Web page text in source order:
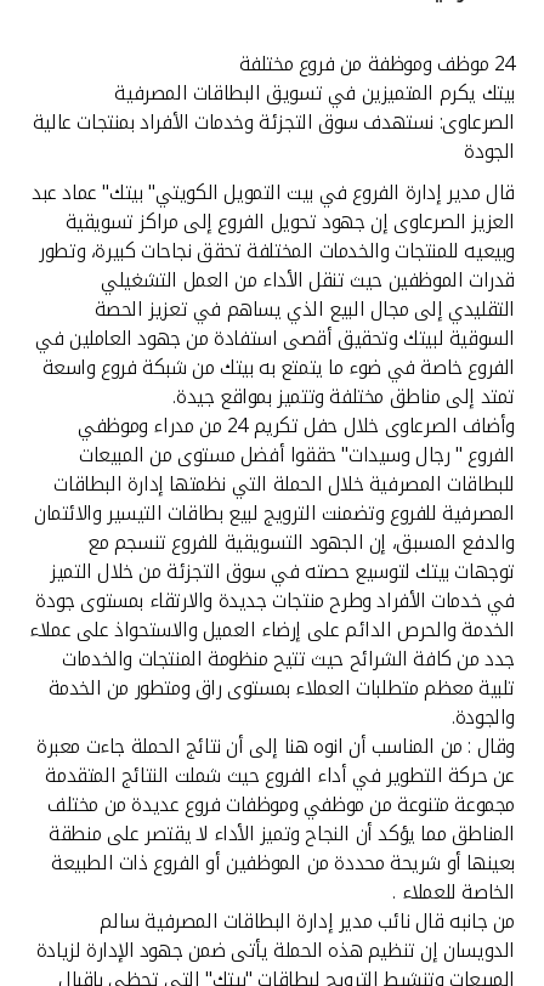
أدوات وخدمات
خدمات ما بعد البيع
اتصل بنا
مواقع الفروع وأجهزة الصرف الآلي
ألمانيا
ماليزيا
تركيا
مصر
المملكة المتحدة
مملكة البحرين
24 موظف وموظفة من فروع مختلفة
بيتك يكرم المتميزين في تسويق البطاقات المصرفية
الصرعاوى: نستهدف سوق التجزئة وخدمات الأفراد بمنتجات عالية
الجودة
قال مدير إدارة الفروع في بيت التمويل الكويتي" بيتك" عماد عبد
العزيز الصرعاوى إن جهود تحويل الفروع إلى مراكز تسويقية
وبيعيه للمنتجات والخدمات المختلفة تحقق نجاحات كبيرة، وتطور
قدرات الموظفين حيث تنقل الأداء من العمل التشغيلي
التقليدي إلى مجال البيع الذي يساهم في تعزيز الحصة
السوقية لبيتك وتحقيق أقصى استفادة من جهود العاملين في
الفروع خاصة في ضوء ما يتمتع به بيتك من شبكة فروع واسعة
تمتد إلى مناطق مختلفة وتتميز بمواقع جيدة.
وأضاف الصرعاوى خلال حفل تكريم 24 من مدراء وموظفي
الفروع " رجال وسيدات" حققوا أفضل مستوى من المبيعات
للبطاقات المصرفية خلال الحملة التي نظمتها إدارة البطاقات
المصرفية للفروع وتضمنت الترويج لبيع بطاقات التيسير والائتمان
والدفع المسبق، إن الجهود التسويقية للفروع تنسجم مع
توجهات بيتك لتوسيع حصته في سوق التجزئة من خلال التميز
في خدمات الأفراد وطرح منتجات جديدة والارتقاء بمستوى جودة
الخدمة والحرص الدائم على إرضاء العميل والاستحواذ على عملاء
جدد من كافة الشرائح حيث تتيح منظومة المنتجات والخدمات
تلبية معظم متطلبات العملاء بمستوى راق ومتطور من الخدمة
والجودة.
وقال : من المناسب أن انوه هنا إلى أن نتائج الحملة جاءت معبرة
عن حركة التطوير في أداء الفروع حيث شملت النتائج المتقدمة
مجموعة متنوعة من موظفي وموظفات فروع عديدة من مختلف
المناطق مما يؤكد أن النجاح وتميز الأداء لا يقتصر على منطقة
بعينها أو شريحة محددة من الموظفين أو الفروع ذات الطبيعة
الخاصة للعملاء .
من جانبه قال نائب مدير إدارة البطاقات المصرفية سالم
الدويسان إن تنظيم هذه الحملة يأتى ضمن جهود الإدارة لزيادة